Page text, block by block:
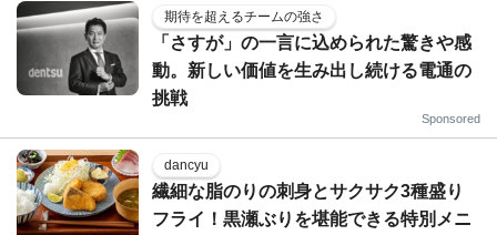
期待を超えるチームの強さ
「さすが」の一言に込められた驚きや感
動。新しい価値を生み出し続ける電通の
挑戦
Sponsored
dancyu
繊細な脂のりの刺身とサクサク3種盛り
フライ！黒瀬ぶりを堪能できる特別メニ